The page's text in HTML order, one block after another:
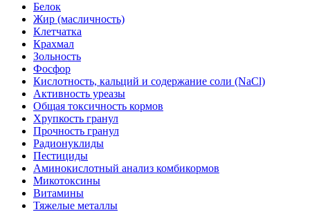
Белок
Жир (масличность)
Клетчатка
Крахмал
Зольность
Фосфор
Кислотность, кальций и содержание соли (NaCl)
Активность уреазы
Общая токсичность кормов
Хрупкость гранул
Прочность гранул
Радионуклиды
Пестициды
Аминокислотный анализ комбикормов
Микотоксины
Витамины
Тяжелые металлы